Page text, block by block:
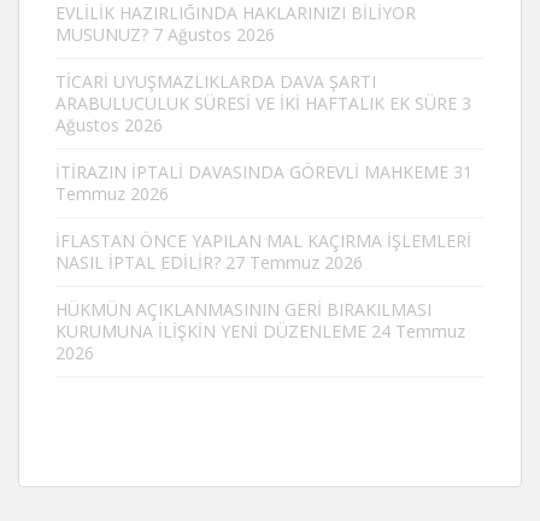
EVLİLİK HAZIRLIĞINDA HAKLARINIZI BİLİYOR
MUSUNUZ? 7 Ağustos 2026
TİCARİ UYUŞMAZLIKLARDA DAVA ŞARTI
ARABULUCULUK SÜRESİ VE İKİ HAFTALIK EK SÜRE 3
Ağustos 2026
İTİRAZIN İPTALİ DAVASINDA GÖREVLİ MAHKEME 31
Temmuz 2026
İFLASTAN ÖNCE YAPILAN MAL KAÇIRMA İŞLEMLERİ
NASIL İPTAL EDİLİR? 27 Temmuz 2026
HÜKMÜN AÇIKLANMASININ GERİ BIRAKILMASI
KURUMUNA İLİŞKİN YENİ DÜZENLEME 24 Temmuz
2026